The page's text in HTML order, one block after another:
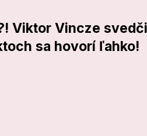
Viktor Vincze
sa hovorí ľahko!